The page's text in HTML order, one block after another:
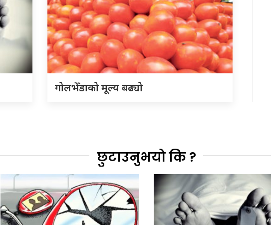
गोलभेँडाको मूल्य बढ्यो
छुटाउनुभयो कि ?